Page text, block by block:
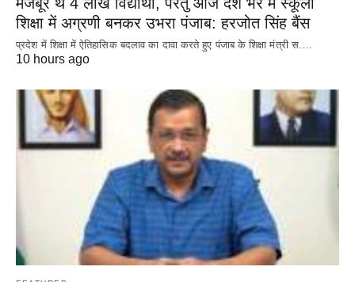
शिक्षा में अग्रणी बनकर उभरा पंजाब: हरजोत सिंह बैंस
प्रदेश में शिक्षा में ऐतिहासिक बदलाव का दावा करते हुए पंजाब के शिक्षा मंत्री स.…
10 hours ago